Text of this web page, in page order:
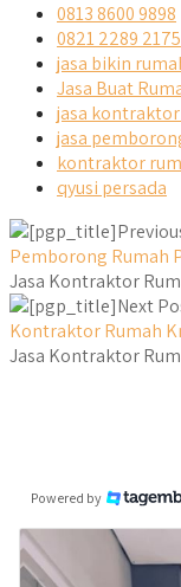
0813 8600 9898
0821 2289 2175
jasa bikin
Jasa Buat
jasa
jasa
kontraktor
qyusi persada
Pemborong Rumah
Jasa Kontraktor
Next
Kontraktor Rumah
Jasa Kontraktor
Powered by